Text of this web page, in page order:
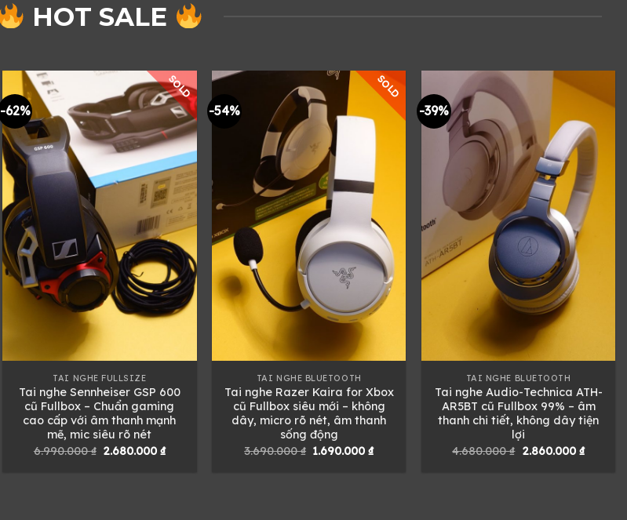
HOT SALE
-62%
SOLD
TAI NGHE FULLSIZE
Tai nghe Sennheiser GSP 600
cũ Fullbox – Chuẩn gaming
cao cấp với âm thanh mạnh
mẽ, mic siêu rõ nét
6.990.000₫ Giá
2.680.000₫Giá
-54%
SOLD
TAI NGHE BLUETOOTH
Tai nghe Razer Kaira for Xbox
cũ Fullbox siêu mới – không
dây, micro rõ nét, âm thanh
sống động
3.690.000₫ Giá
1.690.000₫Giá
-39%
TAI NGHE BLUETOOTH
Tai nghe Audio-Technica ATH-
AR5BT cũ Fullbox 99% – âm
thanh chi tiết, không dây tiện
lợi
4.680.000₫ Giá
2.860.000 ₫Giá